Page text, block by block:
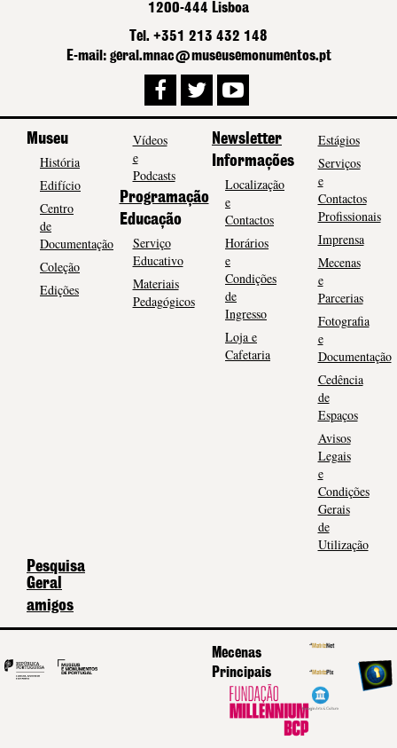
1200-444 Lisboa
Tel. +351 213 432 148
E-mail: geral.mnac@museusemonumentos.pt
Museu
História
Edifício
Centro
de
Documentação
Coleção
Edições
Vídeos
e
Podcasts
Programação
Educação
Serviço
Educativo
Materiais
Pedagógicos
Newsletter
Informações
Localização
e
Contactos
Horários
e
Condições
de
Ingresso
Loja e
Cafetaria
Estágios
Serviços
e
Contactos
Profissionais
Imprensa
Mecenas
e
Parcerias
Fotografia
e
Documentação
Cedência
de
Espaços
Avisos
Legais
e
Condições
Gerais
de
Utilização
Pesquisa
Geral
amigos
Mecenas
Principais